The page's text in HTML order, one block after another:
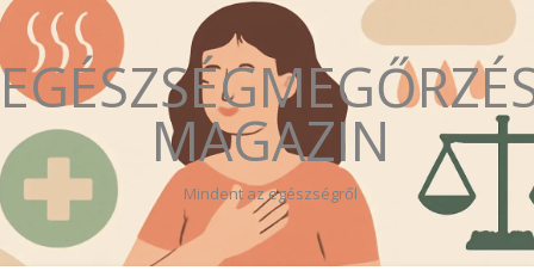
MAGAZIN
Mindent az egészségről